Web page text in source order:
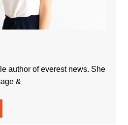
author of everest news. She
&